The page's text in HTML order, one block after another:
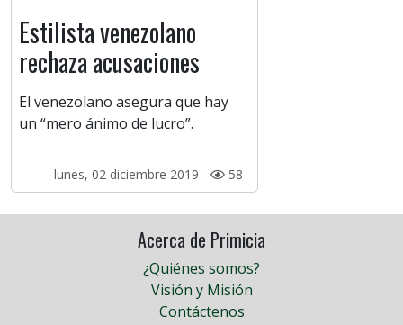
Estilista venezolano
rechaza acusaciones
El venezolano asegura que hay
un “mero ánimo de lucro”.
lunes, 02 diciembre 2019 - 58
Acerca de Primicia
¿Quiénes somos?
Visión y Misión
Contáctenos